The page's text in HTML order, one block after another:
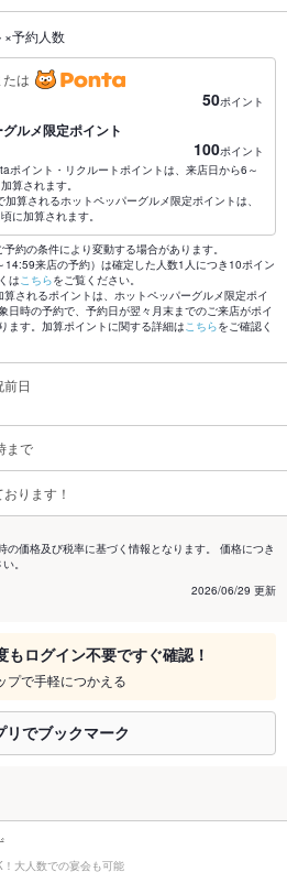
×予約人数
たは
50ポイント
ルメ限定ポイント
100ポイント
ポイント・リクルートポイントは、来店日から6～
算されます。
算されるホットペッパーグルメ限定ポイントは、
に加算されます。
約の条件により変動する場合があります。
14:59来店の予約）は確定した人数1人につき10ポイン
はこちらをご覧ください。
されるポイントは、ホットペッパーグルメ限定ポイ
日時の予約で、予約日が翌々月末までのご来店がポイ
ます。加算ポイントに関する詳細はこちらをご確認く
日
まで
ります！
価格及び税率に基づく情報となります。 価格につき
。
2026/06/29 更新
もログイン不要ですぐ確認！
プで手軽につかえる
リでブックマーク
大人数での宴会も可能